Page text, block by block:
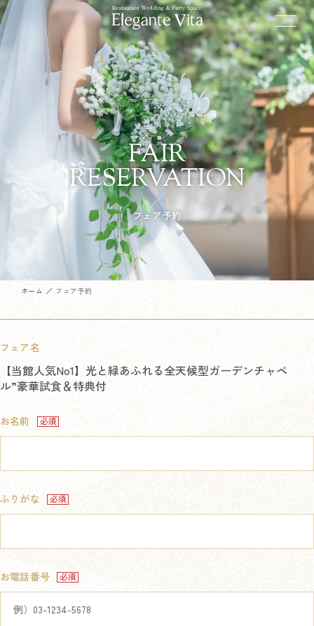
FAIR
RESERVATION
フェア予約
ホーム フェア予約
フェア名
【当館人気No1】光と緑あふれる全天候型ガーデンチャペ
ル”豪華試食＆特典付
お名前
ふりがな
お電話番号